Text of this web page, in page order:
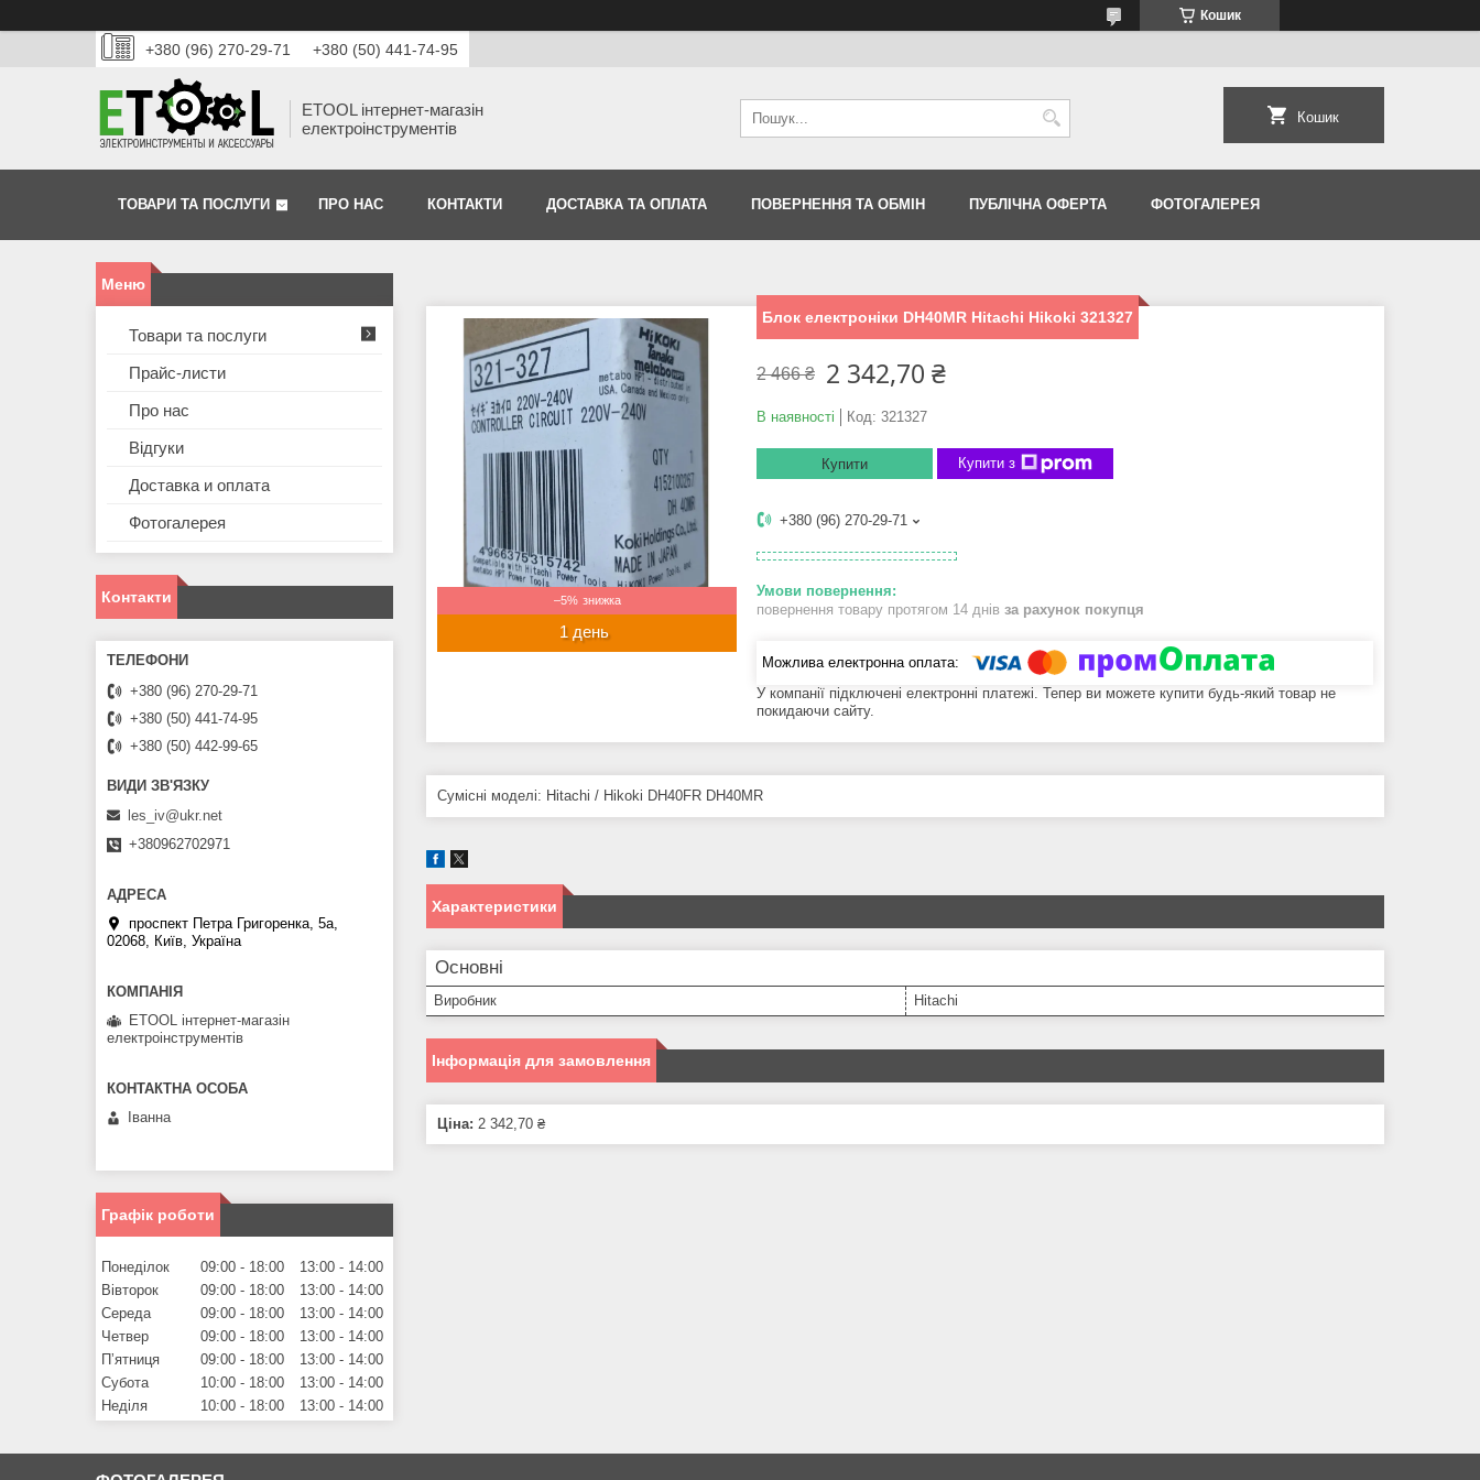
Кошик
+380 (96) 270-29-71 +380 (50) 441-74-95
ETOOL інтернет-магазін
електроінструментів
Кошик
ТОВАРИ ТА ПОСЛУГИ ПРО НАС КОНТАКТИ ДОСТАВКА ТА ОПЛАТА ПОВЕРНЕННЯ ТА ОБМІН ПУБЛІЧНА ОФЕРТА ФОТОГАЛЕРЕЯ
–5%
1 день
Блок електроніки DH40MR Hitachi Hikoki 321327
2 466 ₴ 2 342,70 ₴
В наявності Код: 321327
Купити Купити з
+380 (96) 270-29-71
повернення товару протягом 14 днів за рахунок покупця
У компанії підключені електронні платежі. Тепер ви можете купити будь-який товар не
покидаючи сайту.
Сумісні моделі: Hitachi / Hikoki DH40FR DH40MR
Характеристики
Основні
Виробник Hitachi
Інформація для замовлення
Ціна: 2 342,70 ₴
Товари та послуги
Прайс-листи
Про нас
Відгуки
Доставка и оплата
Фотогалерея
Контакти
+380 (96) 270-29-71
+380 (50) 441-74-95
+380 (50) 442-99-65
les_iv@ukr.net
+380962702971
проспект Петра Григоренка, 5а,
02068, Київ, Україна
ETOOL інтернет-магазін
електроінструментів
Іванна
Графік роботи
Понеділок 09:00 18:00 13:00
14:00
Вівторок
09:00 18:00 13:00
14:00
Середа
09:00 18:00 13:00
14:00
Четвер
09:00 18:00 13:00
14:00
Пʼятниця
09:00 18:00 13:00
14:00
Субота
10:00 18:00 13:00
14:00
Неділя
10:00 18:00 13:00 14:00